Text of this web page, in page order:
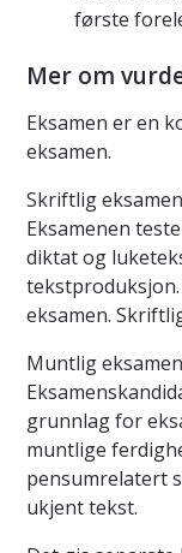
første
Mer om
Eksamen er en
eksamen.
Skriftlig
Eksamenen
diktat og
eksamen.
Muntlig
grunnlag for
muntlige
pensumrelatert
ukjent tekst.